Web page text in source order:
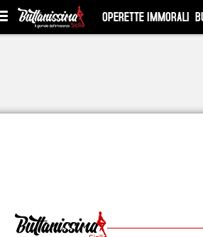
OPERETTE IMMORALI